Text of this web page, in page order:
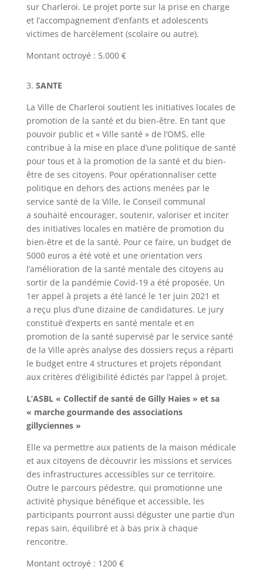
sur Charleroi. Le projet porte sur la prise en charge
et l’accompagnement d’enfants et adolescents
victimes de harcèlement (scolaire ou autre).
Montant octroyé : 5.000 €
3. SANTE
La Ville de Charleroi soutient les initiatives locales de
promotion de la santé et du bien-être. En tant que
pouvoir public et « Ville santé » de l’OMS, elle
contribue à la mise en place d’une politique de santé
pour tous et à la promotion de la santé et du bien-
être de ses citoyens. Pour opérationnaliser cette
politique en dehors des actions menées par le
service santé de la Ville, le Conseil communal
a souhaité encourager, soutenir, valoriser et inciter
des initiatives locales en matière de promotion du
bien-être et de la santé. Pour ce faire, un budget de
5000 euros a été voté et une orientation vers
l’amélioration de la santé mentale des citoyens au
sortir de la pandémie Covid-19 a été proposée. Un
1er appel à projets a été lancé le 1er juin 2021 et
a reçu plus d’une dizaine de candidatures. Le jury
constitué d’experts en santé mentale et en
promotion de la santé supervisé par le service santé
de la Ville après analyse des dossiers reçus a réparti
le budget entre 4 structures et projets répondant
aux critères d’éligibilité édictés par l’appel à projet.
L’ASBL « Collectif de santé de Gilly Haies » et sa
« marche gourmande des associations
gillyciennes »
Elle va permettre aux patients de la maison médicale
et aux citoyens de découvrir les missions et services
des infrastructures accessibles sur ce territoire.
Outre le parcours pédestre, qui promotionne une
activité physique bénéfique et accessible, les
participants pourront aussi déguster une partie d’un
repas sain, équilibré et à bas prix à chaque
rencontre.
Montant octroyé : 1200 €